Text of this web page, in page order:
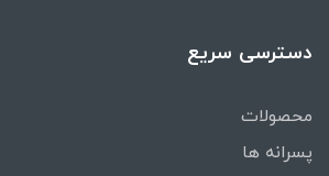
دسترسی سریع
محصولات
پسرانه ها